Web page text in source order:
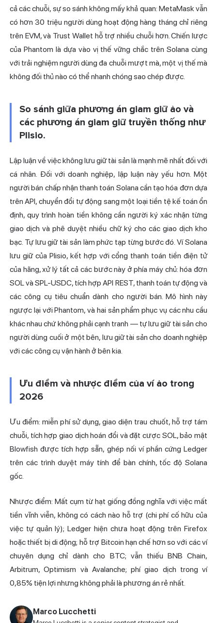
cả các chuỗi, sự so sánh không mấy khả quan: MetaMask vẫn
có hơn 30 triệu người dùng hoạt động hàng tháng chỉ riêng
trên EVM, và Trust Wallet hỗ trợ nhiều chuỗi hơn. Chiến lược
của Phantom là dựa vào vị thế vững chắc trên Solana cùng
với trải nghiệm người dùng đa chuỗi mượt mà, một vị thế mà
không đối thủ nào có thể nhanh chóng sao chép được.
So sánh giữa phương án giam giữ ảo và
các phương án giam giữ truyền thống như
Plisio.
Lập luận về việc không lưu giữ tài sản là mạnh mẽ nhất đối với
cá nhân. Đối với doanh nghiệp, lập luận này yếu hơn. Một
người bán chấp nhận thanh toán Solana cần tạo hóa đơn dựa
trên API, chuyển đổi tự động sang một loại tiền tệ kế toán ổn
định, quy trình hoàn tiền không cần người ký xác nhận từng
giao dịch và phê duyệt nhiều chữ ký cho các giao dịch kho
bạc. Tự lưu giữ tài sản làm phức tạp từng bước đó. Ví Solana
lưu giữ của Plisio, kết hợp với cổng thanh toán tiền điện tử
của hãng, xử lý tất cả các bước này ở phía máy chủ: hóa đơn
SOL và SPL-USDC, tích hợp API REST, thanh toán tự động và
các công cụ tiêu chuẩn dành cho người bán. Mô hình này
ngược lại với Phantom, và hai sản phẩm phục vụ các nhu cầu
khác nhau chứ không phải cạnh tranh — tự lưu giữ tài sản cho
người dùng cuối ở một bên, lưu giữ tài sản cho doanh nghiệp
với các công cụ vận hành ở bên kia.
Ưu điểm và nhược điểm của ví ảo trong
2026
Ưu điểm: miễn phí sử dụng, giao diện trau chuốt, hỗ trợ tám
chuỗi, tích hợp giao dịch hoán đổi và đặt cược SOL, bảo mật
Blowfish được tích hợp sẵn, ghép nối ví phần cứng Ledger
trên các trình duyệt máy tính để bàn chính, tốc độ Solana
gốc.
Nhược điểm: Mất cụm từ hạt giống đồng nghĩa với việc mất
tiền vĩnh viễn, không có cách nào hỗ trợ (chi phí cố hữu của
việc tự quản lý); Ledger hiện chưa hoạt động trên Firefox
hoặc thiết bị di động; hỗ trợ Bitcoin hạn chế hơn so với các ví
chuyên dụng chỉ dành cho BTC; vẫn thiếu BNB Chain,
Arbitrum, Optimism và Avalanche; phí giao dịch trong ví
0,85% tiện lợi nhưng không phải là phương án rẻ nhất.
Marco Lucchetti